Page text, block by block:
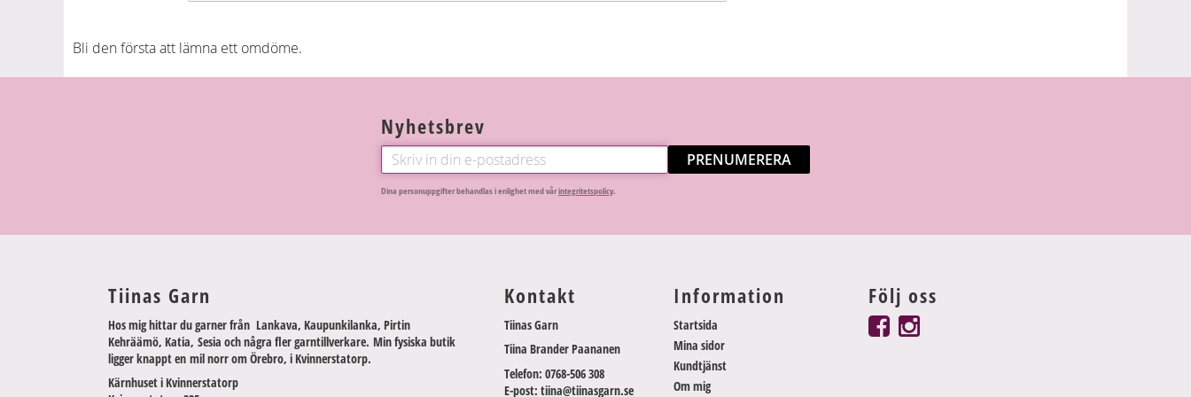
Bli den första att lämna ett omdöme.
Nyhetsbrev
PRENUMERERA
Dina personuppgifter behandlas i enlighet med vårintegritetspolicy.
Tiinas Garn
Hos mig hittar du garner från Lankava, Kaupunkilanka, Pirtin
Kehräämö, Katia, Sesia och några fler garntillverkare. Min fysiska butik
ligger knappt en mil norr om Örebro, i Kvinnerstatorp.
Kärnhuset i Kvinnerstatorp
Kontakt
Tiinas Garn
Tiina Brander Paananen
Telefon: 0768-506 308
E-post: tiina@tiinasgarn.se
Information
Startsida
Mina sidor
Kundtjänst
Om mig
Följ oss